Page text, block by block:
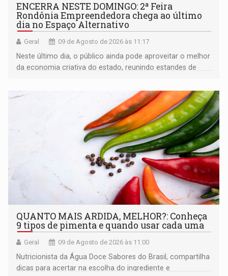
ENCERRA NESTE DOMINGO: 2ª Feira
Rondônia Empreendedora chega ao último
dia no Espaço Alternativo
Geral 09 de Agosto de 2026 às 11:17
Neste último dia, o público ainda pode aproveitar o melhor
da economia criativa do estado, reunindo estandes de
QUANTO MAIS ARDIDA, MELHOR?: Conheça
9 tipos de pimenta e quando usar cada uma
Geral 09 de Agosto de 2026 às 11:00
Nutricionista da Água Doce Sabores do Brasil, compartilha
dicas para acertar na escolha do ingrediente e